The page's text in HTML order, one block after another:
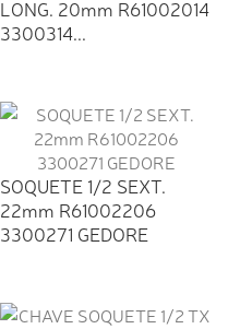
LONG. 20mm R61002014
3300314...
SOQUETE 1/2 SEXT.
22mm R61002206
3300271 GEDORE